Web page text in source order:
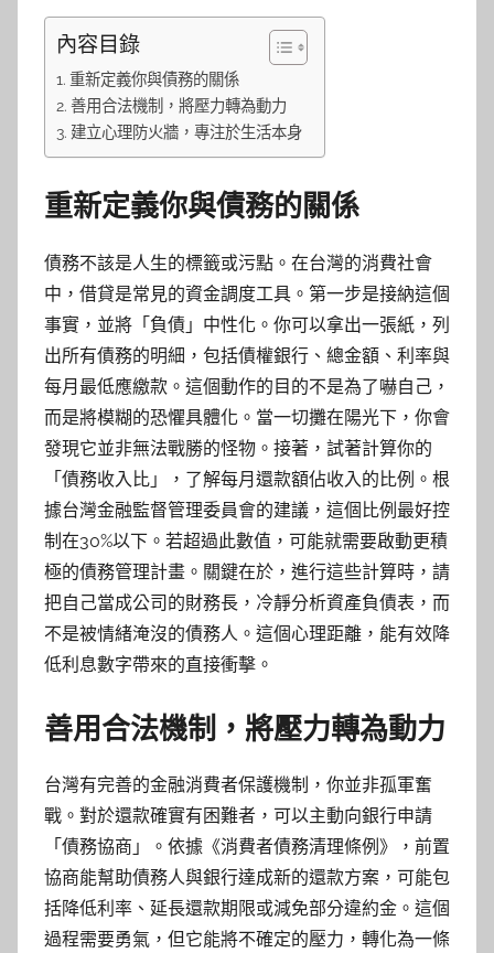
內容目錄
重新定義你與債務的關係
善用合法機制，將壓力轉為動力
建立心理防火牆，專注於生活本身
重新定義你與債務的關係
債務不該是人生的標籤或污點。在台灣的消費社會
中，借貸是常見的資金調度工具。第一步是接納這個
事實，並將「負債」中性化。你可以拿出一張紙，列
出所有債務的明細，包括債權銀行、總金額、利率與
每月最低應繳款。這個動作的目的不是為了嚇自己，
而是將模糊的恐懼具體化。當一切攤在陽光下，你會
發現它並非無法戰勝的怪物。接著，試著計算你的
「債務收入比」，了解每月還款額佔收入的比例。根
據台灣金融監督管理委員會的建議，這個比例最好控
制在30%以下。若超過此數值，可能就需要啟動更積
極的債務管理計畫。關鍵在於，進行這些計算時，請
把自己當成公司的財務長，冷靜分析資產負債表，而
不是被情緒淹沒的債務人。這個心理距離，能有效降
低利息數字帶來的直接衝擊。
善用合法機制，將壓力轉為動力
台灣有完善的金融消費者保護機制，你並非孤軍奮
戰。對於還款確實有困難者，可以主動向銀行申請
「債務協商」。依據《消費者債務清理條例》，前置
協商能幫助債務人與銀行達成新的還款方案，可能包
括降低利率、延長還款期限或減免部分違約金。這個
過程需要勇氣，但它能將不確定的壓力，轉化為一條